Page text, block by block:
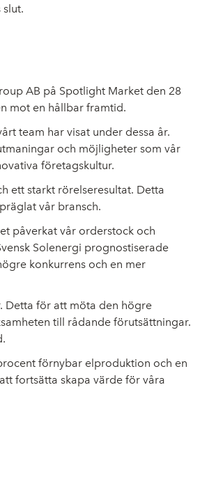
AB på Spotlight Market den 28
mot en hållbar framtid.
team har visat under dessa år.
och möjligheter som vår
företagskultur.
ett starkt rörelseresultat. Detta
vår bransch.
påverkat vår orderstock och
Solenergi prognostiserade
konkurrens och en mer
Detta för att möta den högre
till rådande förutsättningar.
förnybar elproduktion och en
fortsätta skapa värde för våra